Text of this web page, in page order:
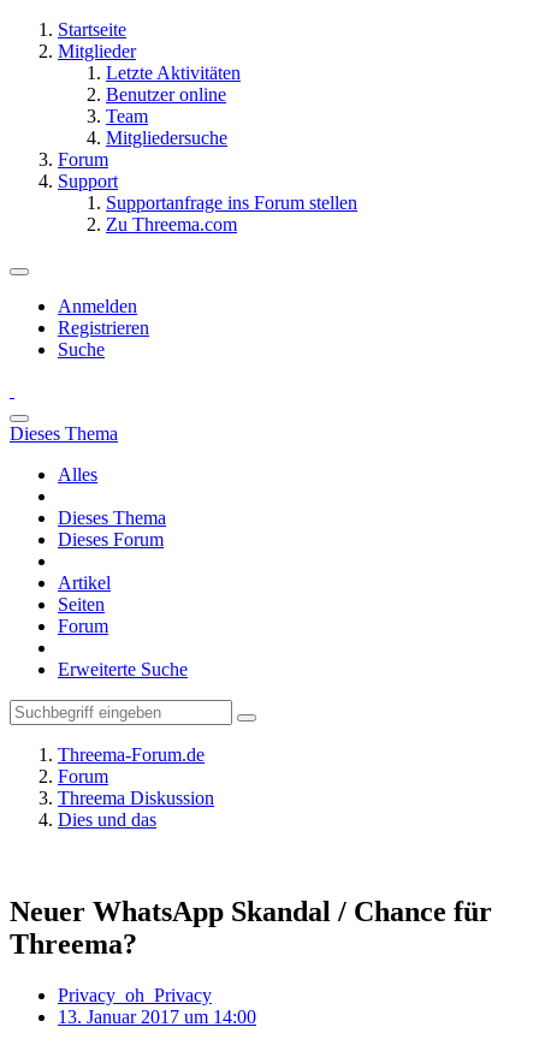
Startseite
Mitglieder
Letzte Aktivitäten
Benutzer online
Team
Mitgliedersuche
Forum
Support
Supportanfrage ins Forum stellen
Zu Threema.com
Anmelden
Registrieren
Suche
Dieses Thema
Alles
Dieses Thema
Dieses Forum
Artikel
Seiten
Forum
Erweiterte Suche
Threema-Forum.de
Forum
Threema Diskussion
Dies und das
Neuer WhatsApp Skandal / Chance für
Threema?
Privacy_oh_Privacy
13. Januar 2017 um 14:00